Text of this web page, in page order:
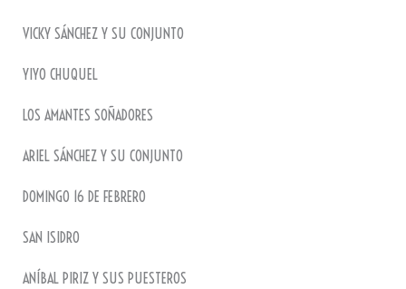
VICKY SÁNCHEZ Y SU CONJUNTO
YIYO CHUQUEL
LOS AMANTES SOÑADORES
ARIEL SÁNCHEZ Y SU CONJUNTO
DOMINGO 16 DE FEBRERO
SAN ISIDRO
ANÍBAL PIRIZ Y SUS PUESTEROS